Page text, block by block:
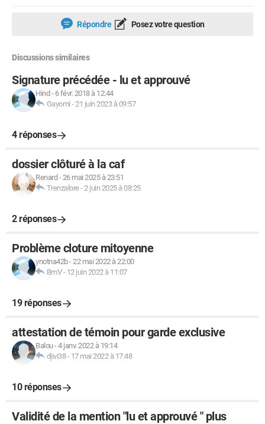
Répondre Posez votre question
Discussions similaires
Signature précédée - lu et approuvé
Hind - 6 févr. 2018 à 12:44
Gayomi -21 juin 2023 à 09:57
4 réponses
dossier clôturé à la caf
Renard -26 mai 2025 à 23:51
Trenzalore-2 juin 2025 à 08:25
2 réponses
Problème cloture mitoyenne
ynotna42b-22 mai 2022 à 22:00
BmV- 12 juin 2022 à 11:07
19 réponses
attestation de témoin pour garde exclusive
Balou-4 janv. 2022 à 19:14
djivi38- 17 mai 2022 à 17:48
10 réponses
Validité de la mention "lu et approuvé " plus